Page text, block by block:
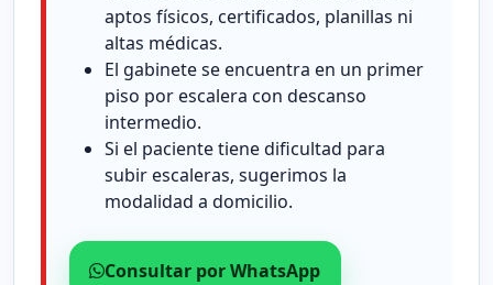
aptos físicos, certificados, planillas ni
altas médicas.
El gabinete se encuentra en un primer
piso por escalera con descanso
intermedio.
Si el paciente tiene dificultad para
subir escaleras, sugerimos la
modalidad a domicilio.
Consultar por WhatsApp